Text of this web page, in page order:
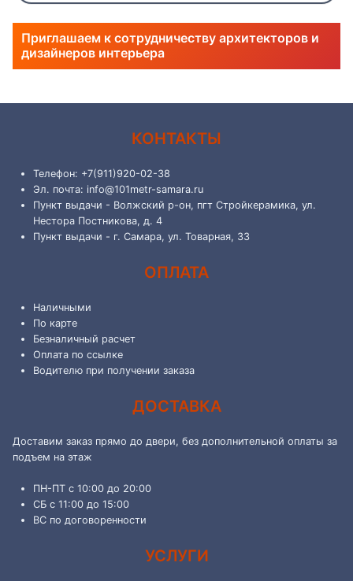
Приглашаем к сотрудничеству архитекторов и
дизайнеров интерьера
КОНТАКТЫ
Телефон: +7(911)920-02-38
Эл. почта: info@101metr-samara.ru
Пункт выдачи - Волжский р-он, пгт Стройкерамика, ул.
Нестора Постникова, д. 4
Пункт выдачи - г. Самара, ул. Товарная, 33
ОПЛАТА
Наличными
По карте
Безналичный расчет
Оплата по ссылке
Водителю при получении заказа
ДОСТАВКА
Доставим заказ прямо до двери, без дополнительной оплаты за
подъем на этаж
ПН-ПТ с 10:00 до 20:00
СБ с 11:00 до 15:00
ВС по договоренности
УСЛУГИ